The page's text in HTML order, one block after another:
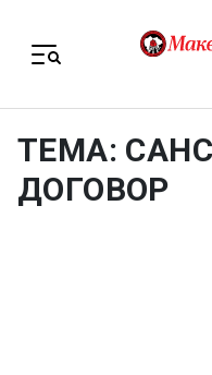
ТЕМА:
ДОГОВОР